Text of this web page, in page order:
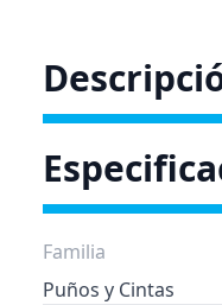
Familia
Puños y Cintas